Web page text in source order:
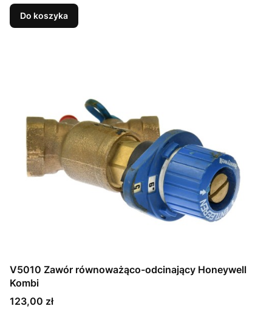
Do koszyka
V5010 Zawór równoważąco-odcinający Honeywell
Kombi
Cena
123,00 zł